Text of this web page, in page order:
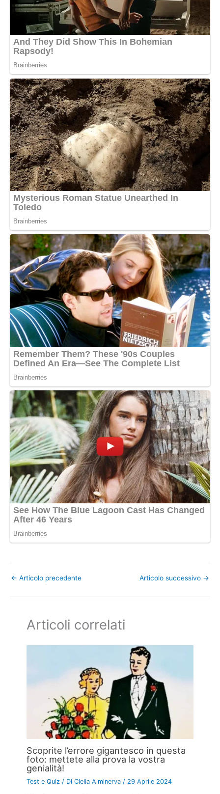
← Articolo precedente Articolo successivo →
Articoli correlati
Scoprite l’errore gigantesco in questa
foto: mettete alla prova la vostra
genialità!
Test e Quiz / DiClelia Alminerva / 29 Aprile 2024